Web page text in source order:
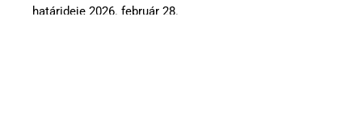
határideje 2026. február 28.